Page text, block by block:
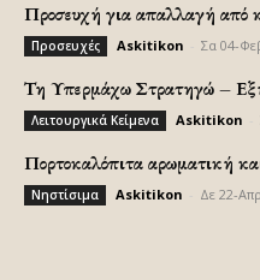
Προσευχή για απαλλαγή από
Προσευχές Askitikon Σα 04-
Τη Υπερμάχω Στρατηγώ –
Λειτουργικά Κείμενα Askitikon
Πορτοκαλόπιτα αρωματική
Νηστίσιμα Askitikon Δε 22-